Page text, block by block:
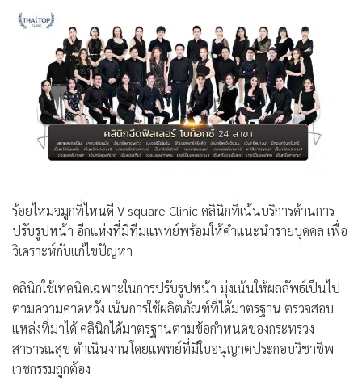
ร้อยไหมจมูกที่ไหนดี V square Clinic คลินิกที่เน้นบริการด้านการ
ปรับรูปหน้า อีกแห่งที่มีทีมแพทย์พร้อมให้คำแนะนำรายบุคคล เพื่อ
วิเคราะห์กับแก้ไขปัญหา
คลินิกใช้เทคนิคเฉพาะในการปรับรูปหน้า มุ่งเน้นให้ผลลัพธ์เป็นไป
ตามความคาดหวัง เน้นการใช้ผลิตภัณฑ์ที่ได้มาตรฐาน ตรวจสอบ
แหล่งที่มาได้ คลินิกได้มาตรฐานตามข้อกำหนดของกระทรวง
สาธารณสุข ดำเนินงานโดยแพทย์ที่มีใบอนุญาตประกอบวิชาชีพ
เวชกรรมถูกต้อง